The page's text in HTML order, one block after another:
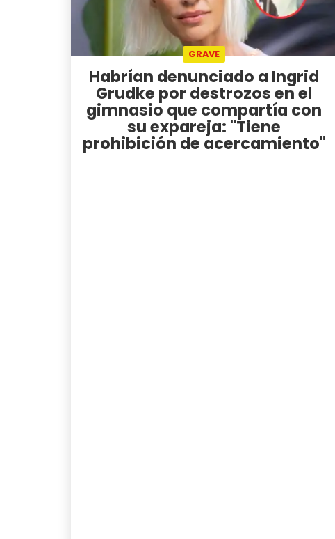
GRAVE
Habrían denunciado a Ingrid
Grudke por destrozos en el
gimnasio que compartía con
su expareja: "Tiene
prohibición de acercamiento"